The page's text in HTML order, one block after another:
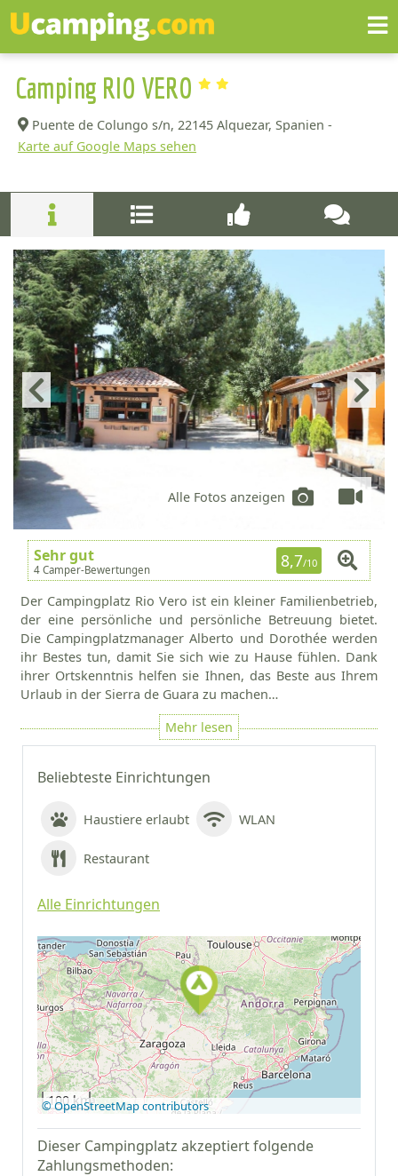
Camping RIO VERO
Puente de Colungo s/n, 22145 Alquezar, Spanien -
Karte auf Google Maps sehen
Beliebteste Einrichtungen
Haustiere erlaubt WLAN
Restaurant
Alle Einrichtungen
Auf Google Maps
anzeigen
100 km
© OpenStreetMap contributors
Dieser Campingplatz akzeptiert folgende
Zahlungsmethoden:
Alle Fotos anzeigen
Sehr gut
4 Camper-Bewertungen 8,7/10
Der Campingplatz Rio Vero ist ein kleiner Familienbetrieb,
der eine persönliche und persönliche Betreuung bietet.
Die Campingplatzmanager Alberto und Dorothée werden
ihr Bestes tun, damit Sie sich wie zu Hause fühlen. Dank
ihrer Ortskenntnis helfen sie Ihnen, das Beste aus Ihrem
Urlaub in der Sierra de Guara zu machen…